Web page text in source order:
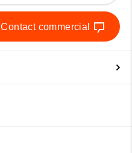
Contact commercial